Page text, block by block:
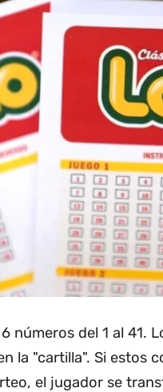
números del 1 al 41.
la "cartilla". Si estos
el jugador se